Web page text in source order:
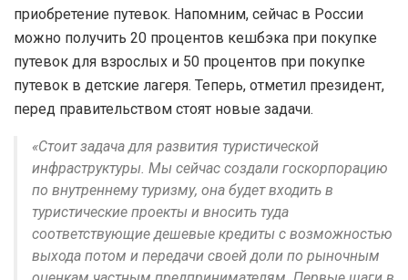
приобретение путевок. Напомним, сейчас в России
можно получить 20 процентов кешбэка при покупке
путевок для взрослых и 50 процентов при покупке
путевок в детские лагеря. Теперь, отметил президент,
перед правительством стоят новые задачи.
«Стоит задача для развития туристической
инфраструктуры. Мы сейчас создали госкорпорацию
по внутреннему туризму, она будет входить в
туристические проекты и вносить туда
соответствующие дешевые кредиты с возможностью
выхода потом и передачи своей доли по рыночным